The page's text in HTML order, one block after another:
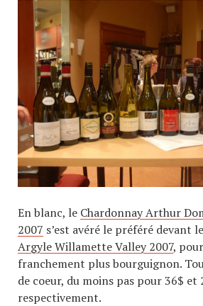
En blanc, le Chardonnay Arthur
2007 s’est avéré le préféré devant le
Argyle Willamette Valley 2007,
franchement plus bourguignon.
de coeur, du moins pas pour 36$ et
respectivement.